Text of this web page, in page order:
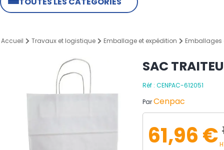
Accueil Travaux et logistique Emballage et expédition
SAC
Réf : CENPAC-612051
ParCenpac
61,96 €